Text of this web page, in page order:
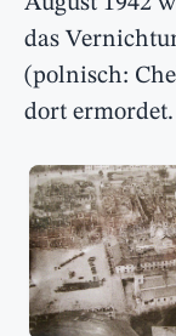
das
(polnisch:
dort ermordet.